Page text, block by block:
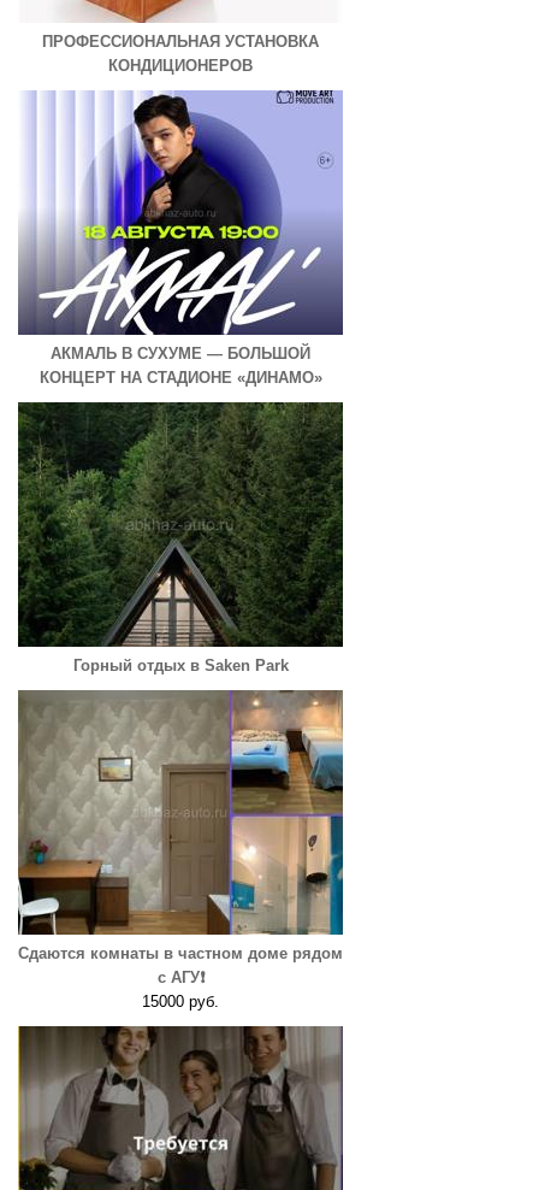
ПРОФЕССИОНАЛЬНАЯ УСТАНОВКА
КОНДИЦИОНЕРОВ
АКМАЛЬ В СУХУМЕ — БОЛЬШОЙ
КОНЦЕРТ НА СТАДИОНЕ «ДИНАМО»
Горный отдых в Saken Park
Сдаются комнаты в частном доме рядом
с АГУ❗️
15000 руб.